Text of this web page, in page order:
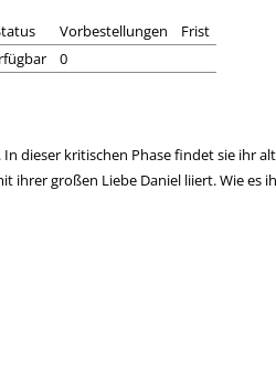
Vorbestellungen
Frist
0
dieser kritischen Phase findet sie ihr
ihrer großen Liebe Daniel liiert. Wie